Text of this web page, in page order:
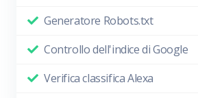
Generatore Robots.txt
Controllo dell'indice di Google
Verifica classifica Alexa